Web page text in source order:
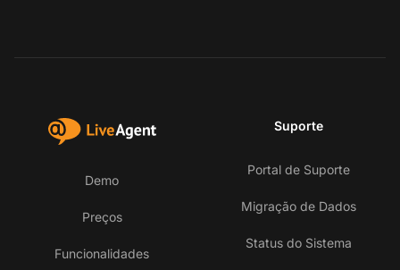
Demo
Preços
Funcionalidades
Suporte
Portal de Suporte
Migração de Dados
Status do Sistema